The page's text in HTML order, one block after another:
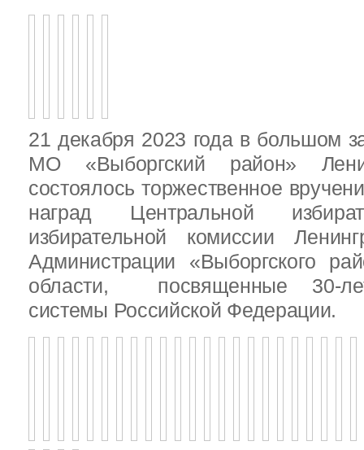
21 декабря 2023 года в большом
МО «Выборгский район»
состоялось торжественное
наград Центральной
избирательной комиссии
Администрации «Выборгского
области, посвященные 30-
системы Российской Федерации.